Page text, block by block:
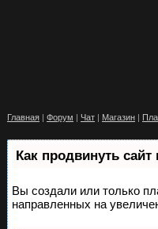
Главная | Форум | Чат | Магазин |
Как продвинуть
Вы создали или только
направленных на